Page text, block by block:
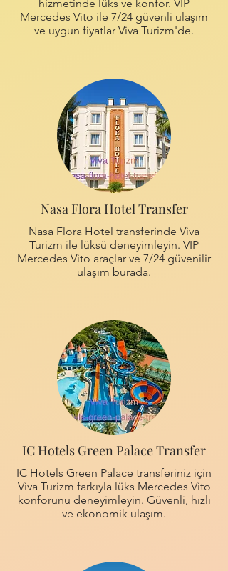
hizmetinde lüks ve konfor. VIP
Mercedes Vito ile 7/24 güvenli ulaşım
ve uygun fiyatlar Viva Turizm'de.
Nasa Flora Hotel Transfer
Nasa Flora Hotel transferinde Viva
Turizm ile lüksü deneyimleyin. VIP
Mercedes Vito araçlar ve 7/24 güvenilir
ulaşım burada.
IC Hotels Green Palace Transfer
IC Hotels Green Palace transferiniz için
Viva Turizm farkıyla lüks Mercedes Vito
konforunu deneyimleyin. Güvenli, hızlı
ve ekonomik ulaşım.